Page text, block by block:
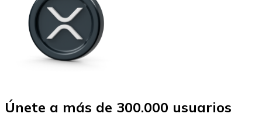
Únete a más de 300.000 usuarios